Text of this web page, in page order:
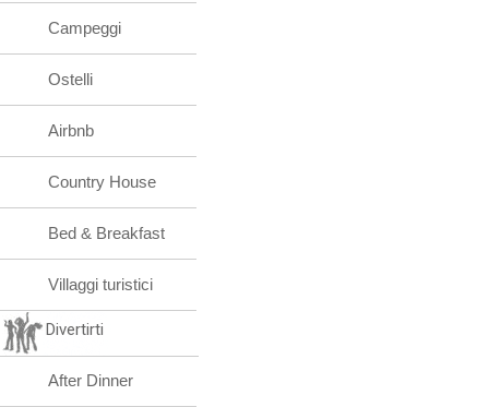
Campeggi
Ostelli
Airbnb
Country House
Bed & Breakfast
Villaggi turistici
Divertirti
After Dinner